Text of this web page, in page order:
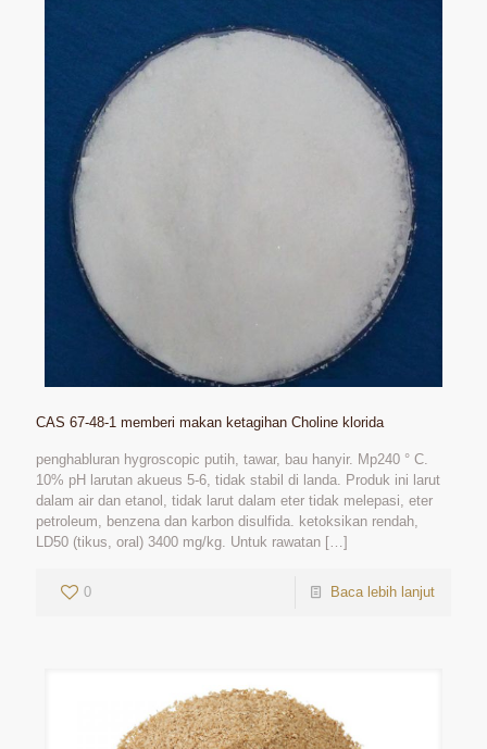
CAS 67-48-1 memberi makan ketagihan Choline klorida
penghabluran hygroscopic putih, tawar, bau hanyir. Mp240 ° C.
10% pH larutan akueus 5-6, tidak stabil di landa. Produk ini larut
dalam air dan etanol, tidak larut dalam eter tidak melepasi, eter
petroleum, benzena dan karbon disulfida. ketoksikan rendah,
LD50 (tikus, oral) 3400 mg/kg. Untuk rawatan […]
0 Baca lebih lanjut